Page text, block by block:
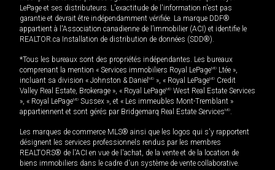
LePage et ses distributeurs. L'exactitude de l'information n'est pas
garantie et devrait être indépendamment vérifiée. La marque DDF®
appartient à l'Association canadienne de l’immobilier (ACI) et identifie le
REALTOR.ca Installation de distribution de données (SDD®).
*Tous les bureaux sont des propriétés indépendantes. Les bureaux
comprenant la mention « Services immobiliers Royal LePageMD Ltée »,
incluant sa division « Johnston & Daniel MD », « Royal LePageMD Credit
Valley Real Estate, Brokerage », « Royal LePageMD West Real Estate Services
», « Royal LePageMD Sussex », et « Les immeubles Mont-Tremblant »
appartiennent et sont gérés par Bridgemarq Real Estate ServicesMD.
Les marques de commerce MLS® ainsi que les logos qui s'y rapportent
désignent les services professionnels rendus par les membres
REALTORS® de l'ACI en vue de l'achat, de la vente et de la location de
biens immobiliers dans le cadre d'un système de vente collaborative.